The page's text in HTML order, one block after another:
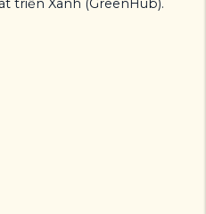
triển Xanh (GreenHub).